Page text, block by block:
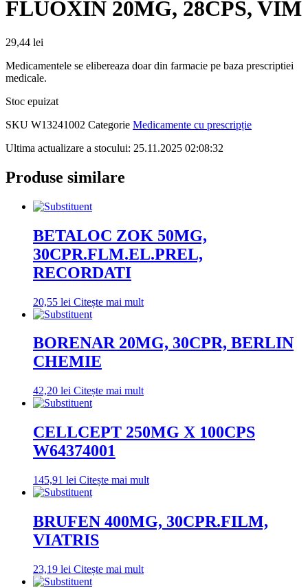
FLUOXIN 20MG, 28CPS, VIM
29,44 lei
Medicamentele se elibereaza doar din farmacie pe baza prescriptiei
medicale.
Stoc epuizat
SKU W13241002 Categorie Medicamente cu prescripție
Ultima actualizare a stocului: 25.11.2025 02:08:32
Produse similare
BETALOC ZOK 50MG,
30CPR.FLM.EL.PREL,
RECORDATI
20,55 lei Citește mai mult
BORENAR 20MG, 30CPR, BERLIN
CHEMIE
42,20 lei Citește mai mult
CELLCEPT 250MG X 100CPS
W64374001
145,91 lei Citește mai mult
BRUFEN 400MG, 30CPR.FILM,
VIATRIS
23,19 lei Citește mai mult